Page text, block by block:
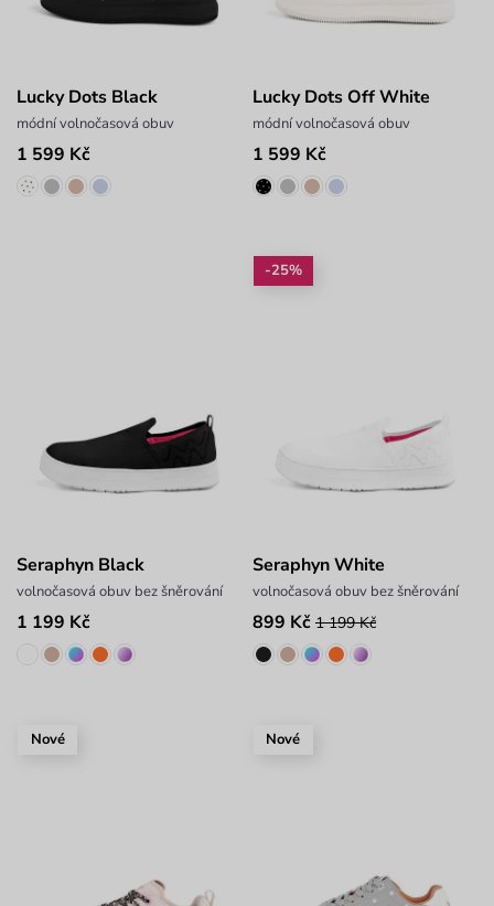
Lucky Dots Black
módní volnočasová obuv
1 599 Kč
Lucky Dots Off White
módní volnočasová obuv
1 599 Kč
Seraphyn Black
volnočasová obuv bez šněrování
1 199 Kč
-25%
Seraphyn White
volnočasová obuv bez šněrování
899 Kč 1 199 Kč
Nové Nové